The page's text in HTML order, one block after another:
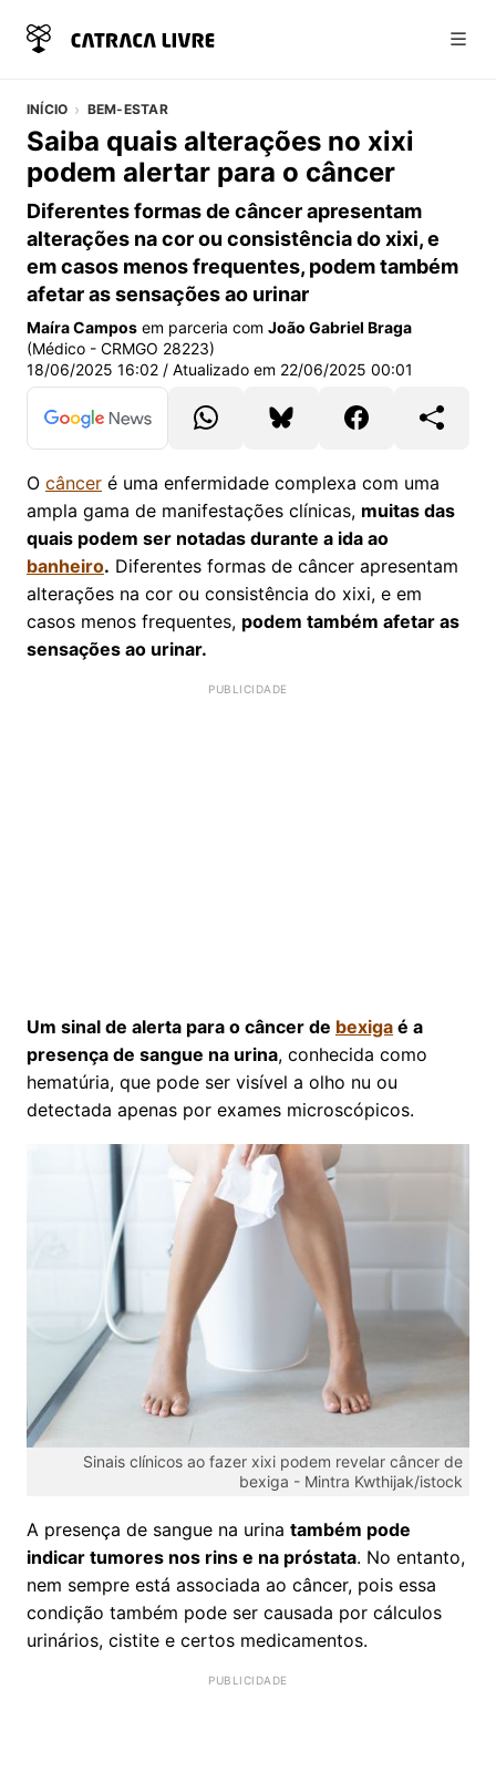
INÍCIO BEM-ESTAR
Saiba quais alterações no xixi
podem alertar para o câncer
Diferentes formas de câncer apresentam
alterações na cor ou consistência do xixi, e
em casos menos frequentes, podem também
afetar as sensações ao urinar
Maíra Campos em parceria com João Gabriel Braga
(Médico - CRMGO 28223)
18/06/2025 16:02 / Atualizado em 22/06/2025 00:01
O câncer é uma enfermidade complexa com uma
ampla gama de manifestações clínicas, muitas das
quais podem ser notadas durante a ida ao
banheiro. Diferentes formas de câncer apresentam
alterações na cor ou consistência do xixi, e em
casos menos frequentes, podem também afetar as
sensações ao urinar.
Um sinal de alerta para o câncer de bexiga é a
presença de sangue na urina, conhecida como
hematúria, que pode ser visível a olho nu ou
detectada apenas por exames microscópicos.
Sinais clínicos ao fazer xixi podem revelar câncer de
bexiga - Mintra Kwthijak/istock
A presença de sangue na urina também pode
indicar tumores nos rins e na próstata. No entanto,
nem sempre está associada ao câncer, pois essa
condição também pode ser causada por cálculos
urinários, cistite e certos medicamentos.